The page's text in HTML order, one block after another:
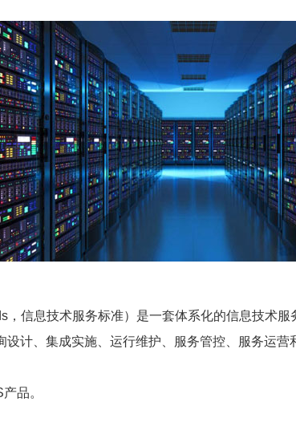
信息技术服务标准）是一套体系化的信息技术
计、集成实施、运行维护、服务管控、服务运营
品。